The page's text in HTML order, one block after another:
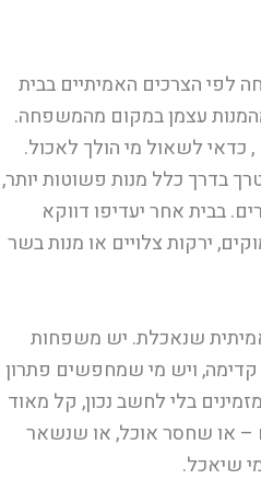
לפי הצרכים האמיתיים בבית
עצמן במקום מהמשפחה.
, כדאי לשאול מי הולך לאכול.
בדרך כלל מנות פשוטות יותר,
בבית אחר יעדיפו דווקא
ירקות צלויים או מנות בשר
שנאכלת. יש משפחות
ויש מי שמחפשים פתרון
בלי לחשב נכון, קל מאוד
– או שחסר אוכל, או שנשאר
שיאכל.